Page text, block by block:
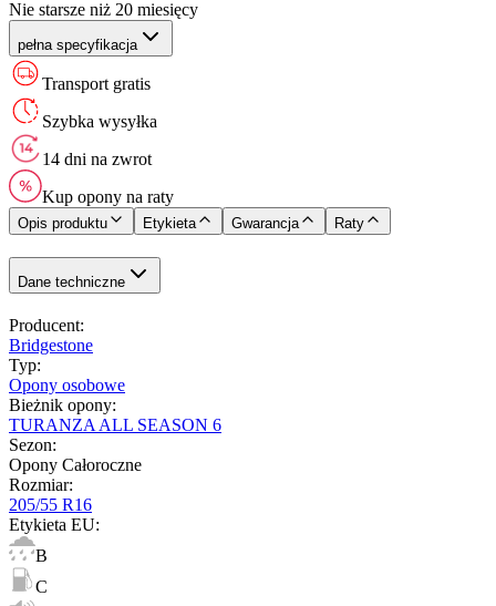
Nie starsze niż 20 miesięcy
pełna specyfikacja
Transport gratis
Szybka wysyłka
14 dni na zwrot
Kup opony na raty
Opis produktu Etykieta Gwarancja Raty
Dane techniczne
Producent:
Bridgestone
Typ:
Opony osobowe
Bieżnik opony:
TURANZA ALL SEASON 6
Sezon:
Opony Całoroczne
Rozmiar:
205/55 R16
Etykieta EU:
B
C